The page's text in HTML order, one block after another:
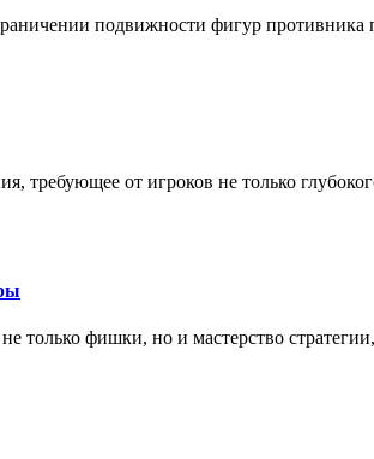
подвижности фигур противника
требующее от игроков не только
только фишки, но и мастерство